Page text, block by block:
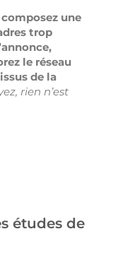
une
trop
le réseau
de la
rien n’est
études de